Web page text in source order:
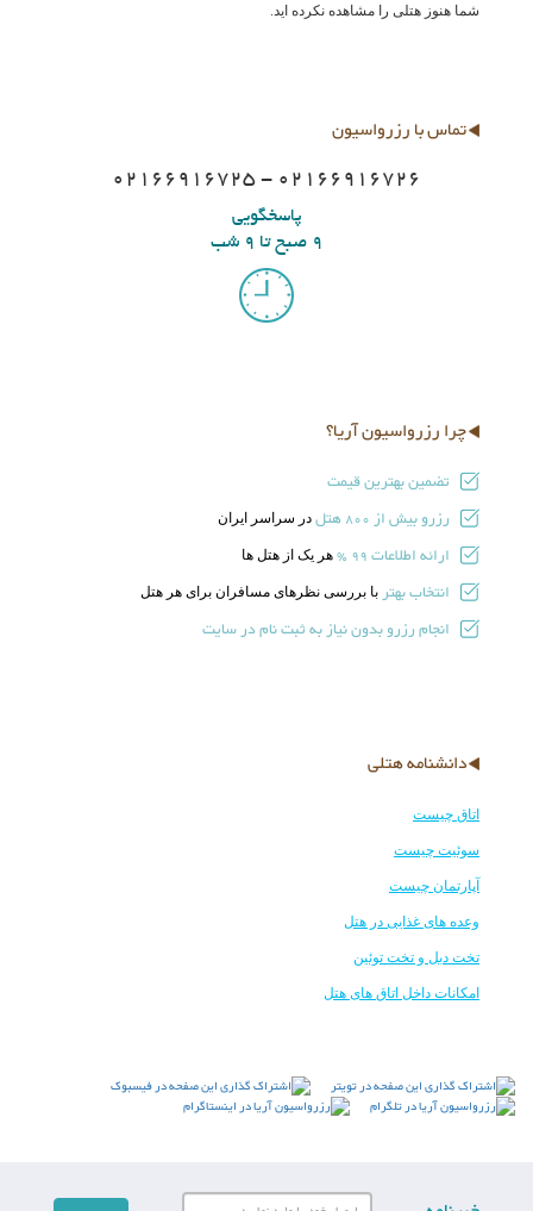
شما هنوز هتلی را مشاهده نکرده اید.
تماس با رزرواسیون
02166916725 - 02166916726
پاسخگویی
9 صبح تا 9 شب
چرا رزرواسیون آریا؟
تضمین بهترین قیمت
رزرو بیش از 800 هتل در سراسر ایران
ارائه اطلاعات 99 % هر یک از هتل ها
انتخاب بهتر با بررسی نظرهای مسافران برای هر هتل
انجام رزرو بدون نیاز به ثبت نام در سایت
دانشنامه هتلی
اتاق چیست
سوئیت چیست
آپارتمان چیست
وعده های غذایی در هتل
تخت دبل و تخت توئین
امکانات داخل اتاق های هتل